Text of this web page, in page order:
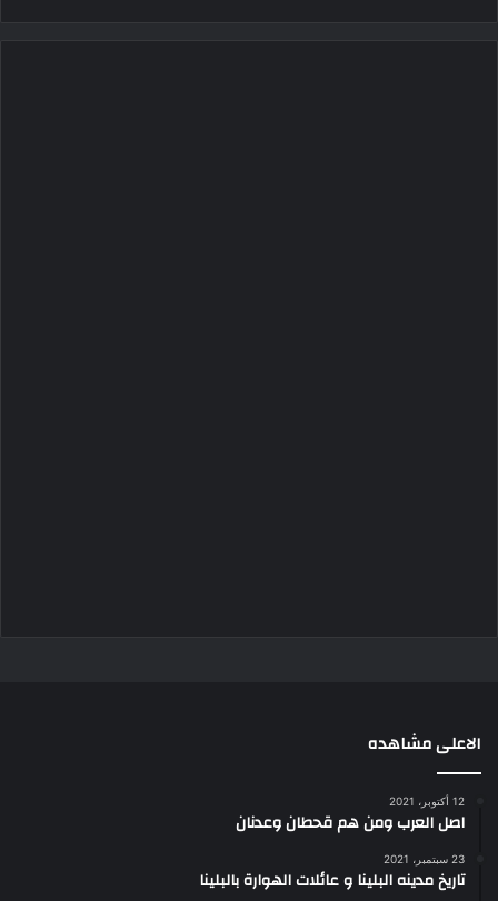
الاعلى مشاهده
12 أكتوبر، 2021
اصل العرب ومن هم قحطان وعدنان
23 سبتمبر، 2021
تاريخ مدينه البلينا و عائلات الهوارة بالبلينا